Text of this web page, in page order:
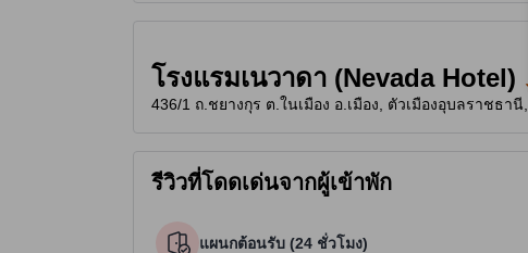
โรงแรมเนวาดา (Nevada Hotel)
436/1 ถ.ชยางกุร ต.ในเมือง อ.เมือง, ตัวเมืองอุบลราชธา
รีวิวที่โดดเด่นจากผู้เข้าพัก
แผนกต้อนรับ (24 ชั่วโมง)